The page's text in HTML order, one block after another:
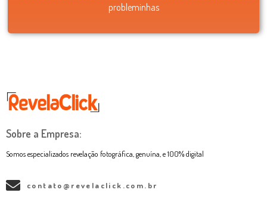
probleminhas
Sobre a Empresa:
Somos especializados revelação fotográfica, genuína, e 100% digital
contato@revelaclick.com.br